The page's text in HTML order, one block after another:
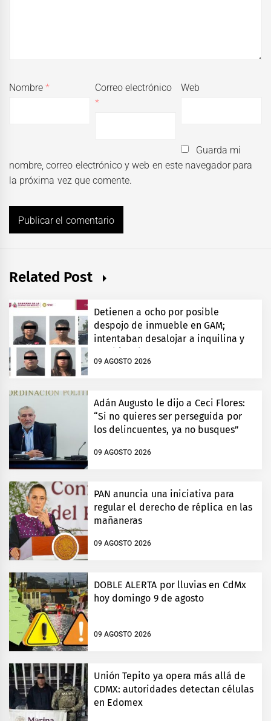
Nombre*
Correo electrónico
*
Web
Guarda mi
nombre, correo electrónico y web en este navegador para
la próxima vez que comente.
Related Post
Detienen a ocho por posible
despojo de inmueble en GAM;
intentaban desalojar a inquilina y
09 AGOSTO 2026
Adán Augusto le dijo a Ceci Flores:
“Si no quieres ser perseguida por
los delincuentes, ya no busques”
09 AGOSTO 2026
PAN anuncia una iniciativa para
regular el derecho de réplica en las
mañaneras
09 AGOSTO 2026
DOBLE ALERTA por lluvias en CdMx
hoy domingo 9 de agosto
09 AGOSTO 2026
Unión Tepito ya opera más allá de
CDMX: autoridades detectan células
en Edomex